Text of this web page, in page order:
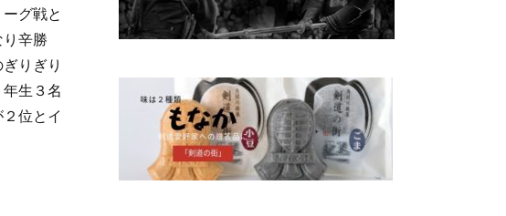
グ戦と
辛勝
りぎり
生３名
位とイ